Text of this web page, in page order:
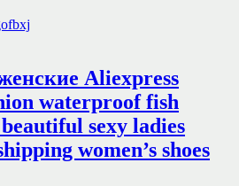
Aliexpress
waterproof fish
sexy ladies
women’s shoes